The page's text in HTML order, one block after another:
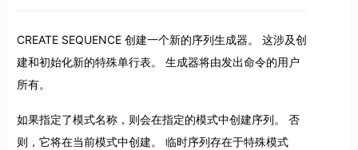
CREATE SEQUENCE 创建一个新的序列生成器。 这涉及创
建和初始化新的特殊单行表。 生成器将由发出命令的用户
所有。
如果指定了模式名称，则会在指定的模式中创建序列。 否
则，它将在当前模式中创建。 临时序列存在于特殊模式